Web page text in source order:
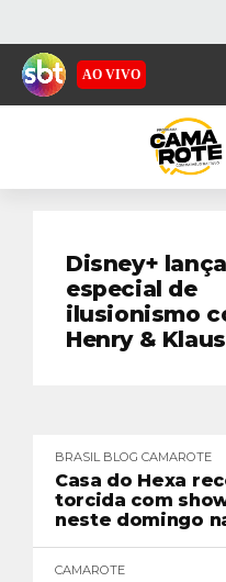
AO VIVO
Disney+ lança
especial de
ilusionismo
Henry &
BRASIL BLOG CAMAROTE
Casa do Hexa
torcida com
neste domingo
CAMAROTE